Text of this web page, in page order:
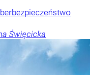
Święcicka